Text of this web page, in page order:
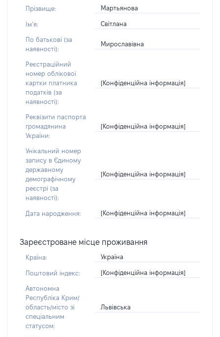
Прізвище: Мартьянова
Імʼя: Світлана
По батькові (за
наявності):
Мирославівна
Реєстраційний
номер облікової
картки платника
податків (за
наявності):
[Конфіденційна інформація]
Реквізити паспорта
громадянина
України:
[Конфіденційна інформація]
Унікальний номер
запису в Єдиному
державному
демографічному
реєстрі (за
наявності):
[Конфіденційна інформація]
Дата народження: [Конфіденційна інформація]
Зареєстроване місце проживання
Країна: Україна
Поштовий індекс: [Конфіденційна інформація]
Автономна
Республіка Крим/
область/місто зі
спеціальним
статусом:
Львівська